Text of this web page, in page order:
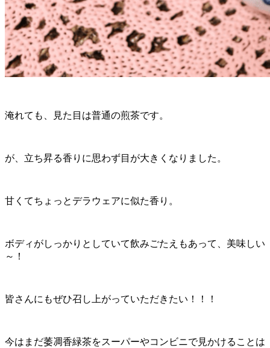
淹れても、見た目は普通の煎茶です。
が、立ち昇る香りに思わず目が大きくなりました。
甘くてちょっとデラウェアに似た香り。
ボディがしっかりとしていて飲みごたえもあって、美味しい
～！
皆さんにもぜひ召し上がっていただきたい！！！
今はまだ萎凋香緑茶をスーパーやコンビニで見かけることは